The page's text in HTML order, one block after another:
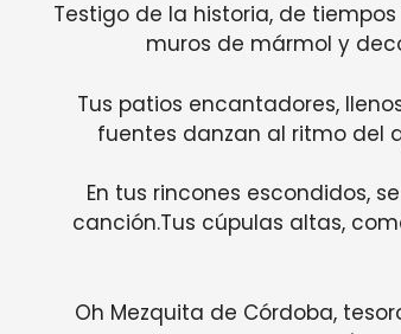
Testigo de la historia, de
muros de mármol y
Tus patios encantadores,
fuentes danzan al ritmo del
En tus rincones escondidos,
canción.Tus cúpulas altas,
Oh Mezquita de Córdoba,